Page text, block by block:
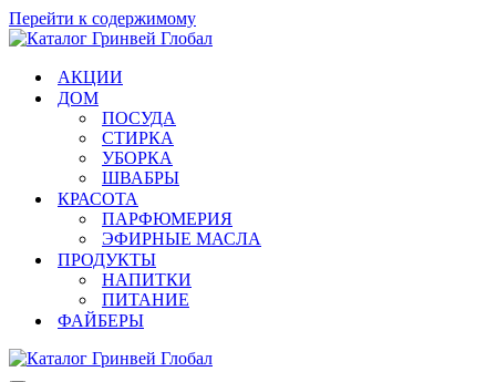
Перейти к содержимому
АКЦИИ
ДОМ
ПОСУДА
СТИРКА
УБОРКА
ШВАБРЫ
КРАСОТА
ПАРФЮМЕРИЯ
ЭФИРНЫЕ МАСЛА
ПРОДУКТЫ
НАПИТКИ
ПИТАНИЕ
ФАЙБЕРЫ